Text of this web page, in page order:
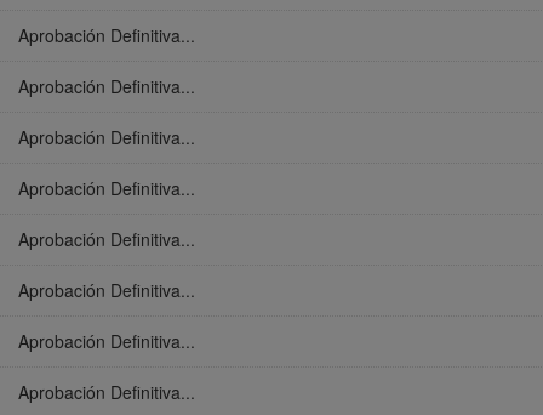
Aprobación Definitiva...
Aprobación Definitiva...
Aprobación Definitiva...
Aprobación Definitiva...
Aprobación Definitiva...
Aprobación Definitiva...
Aprobación Definitiva...
Aprobación Definitiva...